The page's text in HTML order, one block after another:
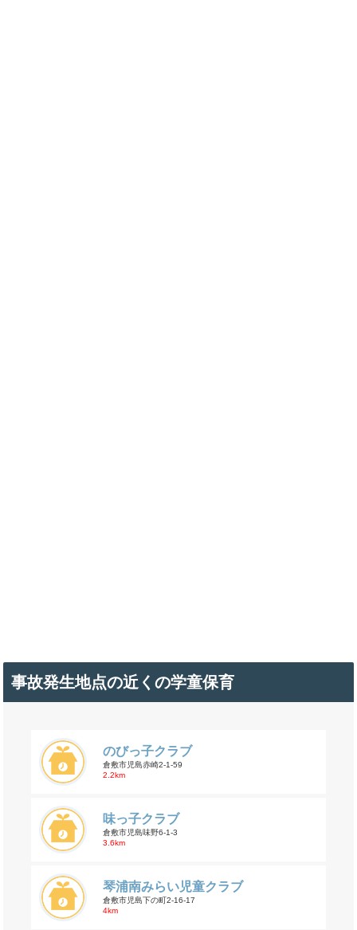
事故発生地点の近くの学童保育
のびっ子クラブ
倉敷市児島赤崎2-1-59
2.2km
味っ子クラブ
倉敷市児島味野6-1-3
3.6km
琴浦南みらい児童クラブ
倉敷市児島下の町2-16-17
4km